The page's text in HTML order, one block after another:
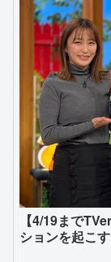
【4/19まで
ションを起こ